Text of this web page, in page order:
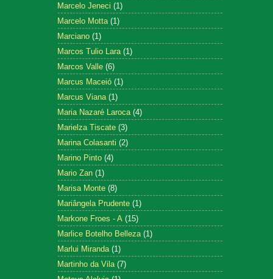
Marcelo Jeneci (1)
Marcelo Motta (1)
Marciano (1)
Marcos Tulio Lara (1)
Marcos Valle (6)
Marcus Maceió (1)
Marcus Viana (1)
Maria Nazaré Laroca (4)
Marielza Tiscate (3)
Marina Colasanti (2)
Marino Pinto (4)
Mario Zan (1)
Marisa Monte (8)
Mariângela Prudente (1)
Markone Froes - A (15)
Marlice Botelho Belleza (1)
Marlui Miranda (1)
Martinho da Vila (7)